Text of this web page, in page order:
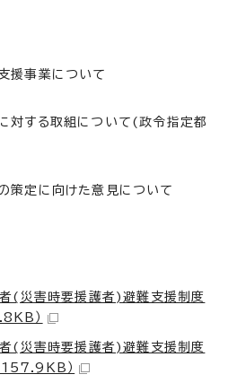
援事業について
対する取組について(政令指定都
策定に向けた意見について
(災害時要援護者)避難支援制度
）
(災害時要援護者)避難支援制度
）